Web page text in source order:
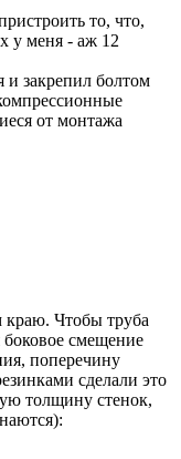
то, что,
у меня - аж 12
и закрепил болтом
от монтажа
краю. Чтобы труба
боковое смещение
поперечину
сделали это
толщину стенок,